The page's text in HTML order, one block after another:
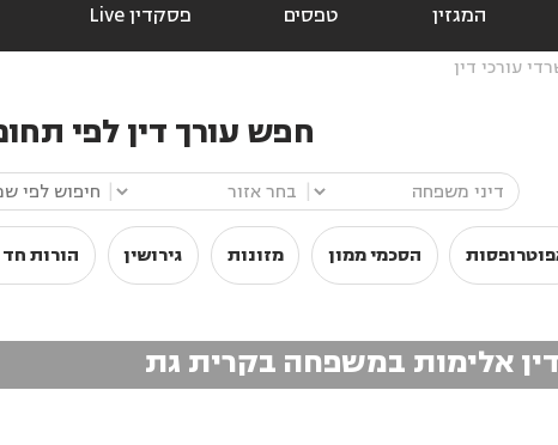
המגזין טפסים פסקדין Live
עורכי דין
חפש עורך דין לפי
הסכמי ממון מזונות גירושין הורות חד
דין אלימות במשפחה בקרית גת